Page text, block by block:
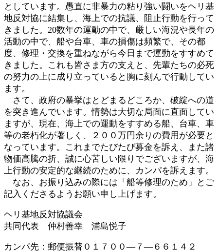
としています。愚直に非暴力の粘り強い闘いをヘリ基
地反対協に結集し、海上での抗議、阻止行動を行って
きました。20数年の運動の中で、厳しい海況や長年の
活動の中で、船や台車、車の損傷は頻繁で、その都
度、修理・交換を重ねながら今日まで運動をすすめて
きました。これも皆さま方の支えと、先輩たちの必死
の努力の上に成り立っていると胸に刻んで行動してい
ます。
さて、政府の暴挙はとどまるどころか、破綻への道
を突き進んでいます。情勢は大切な局面に直面してい
ますが、現在、海上での運動をすすめる船、台車、車
等の老朽化が著しく、２００万円余りの費用が必要と
なっています。これまでたびたび募金を訴え、また諸
物価高騰の折、誠に心苦しい限りでございますが、海
上行動の安定的な継続のために、カンパを訴えます。
なお、お振り込みの際には「船等修理のため」とご
記入くださるようお願い申し上げます。
ヘリ基地反対協議会
共同代表 仲村善幸 浦島悦子
カンパ先：郵便振替０１７００―７―６６１４２